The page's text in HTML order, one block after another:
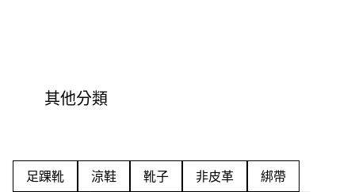
其他分類
足踝靴 涼鞋 靴子 非皮革
綁帶